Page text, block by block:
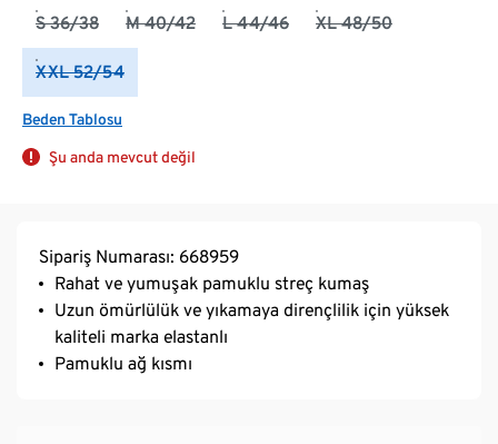
S 36/38 M 40/42 L 44/46 XL 48/50
XXL 52/54
Beden Tablosu
Şu anda mevcut değil
Sipariş Numarası: 668959
Rahat ve yumuşak pamuklu streç kumaş
Uzun ömürlülük ve yıkamaya dirençlilik için yüksek
kaliteli marka elastanlı
Pamuklu ağ kısmı